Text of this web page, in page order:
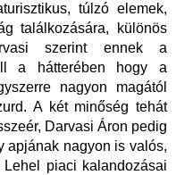
túlzó elemek,
találkozására, különös
szerint ennek a
a hátterében hogy a
nagyon magától
A két minőség tehát
Darvasi Áron pedig
apjának nagyon is valós,
piaci kalandozásai